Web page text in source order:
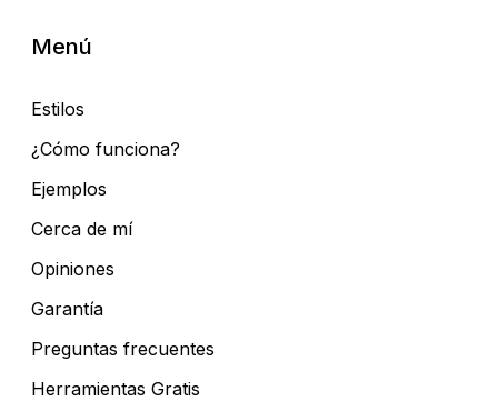
Menú
Estilos
¿Cómo funciona?
Ejemplos
Cerca de mí
Opiniones
Garantía
Preguntas frecuentes
Herramientas Gratis